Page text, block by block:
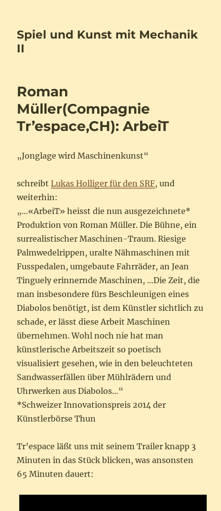
Spiel und Kunst mit Mechanik
II
Roman
Müller(Compagnie
Tr’espace,CH): ArbeiT
„Jonglage wird Maschinenkunst“
schreibtLukas Holliger für den SRF, und
weiterhin:
„…«ArbeiT» heisst die nun ausgezeichnete*
Produktion von Roman Müller. Die Bühne, ein
surrealistischer Maschinen-Traum. Riesige
Palmwedelrippen, uralte Nähmaschinen mit
Fusspedalen, umgebaute Fahrräder, an Jean
Tinguely erinnernde Maschinen, …Die Zeit, die
man insbesondere fürs Beschleunigen eines
Diabolos benötigt, ist dem Künstler sichtlich zu
schade, er lässt diese Arbeit Maschinen
übernehmen. Wohl noch nie hat man
künstlerische Arbeitszeit so poetisch
visualisiert gesehen, wie in den beleuchteten
Sandwasserfällen über Mühlrädern und
Uhrwerken aus Diabolos…“
*Schweizer Innovationspreis 2014 der
Künstlerbörse Thun
Tr’espace läßt uns mit seinem Trailer knapp 3
Minuten in das Stück blicken, was ansonsten
65 Minuten dauert: